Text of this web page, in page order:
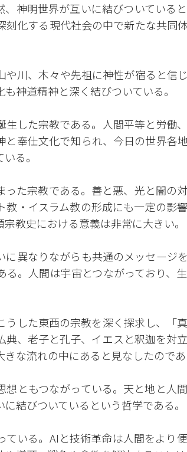
神明世界が互いに結びついている
化する現代社会の中で新たな共同
川、木々や先祖に神性が宿ると信
神道精神と深く結びついている。
した宗教である。人間平等と労働
奉仕文化で知られ、今日の世界各
る。
た宗教である。善と悪、光と闇の
・イスラム教の形成にも一定の影
教史における意義は非常に大きい。
に異なりながらも共通のメッセージ
。人間は宇宙とつながっており、
した東西の宗教を深く探求し、「
、老子と孔子、イエスと釈迦を対
な流れの中にあると見なしたのであ
想ともつながっている。天と地と人
結びついているという哲学である。
いる。AIと技術革命は人間をより